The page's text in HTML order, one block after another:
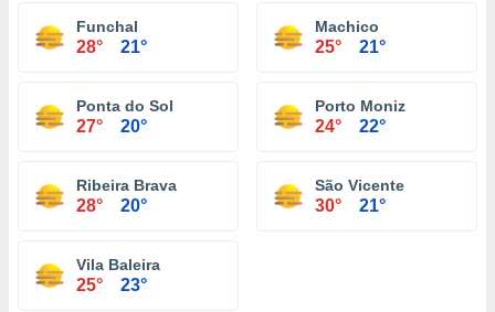
Funchal
28° 21°
Machico
25° 21°
Ponta do Sol
27° 20°
Porto Moniz
24° 22°
Ribeira Brava
28° 20°
São Vicente
30° 21°
Vila Baleira
25° 23°